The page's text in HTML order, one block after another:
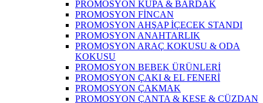
PROMOSYON KUPA & BARDAK
PROMOSYON FİNCAN
PROMOSYON AHŞAP İÇECEK STANDI
PROMOSYON ANAHTARLIK
PROMOSYON ARAÇ KOKUSU & ODA
KOKUSU
PROMOSYON BEBEK ÜRÜNLERİ
PROMOSYON ÇAKI & EL FENERİ
PROMOSYON ÇAKMAK
PROMOSYON ÇANTA & KESE & CÜZDAN